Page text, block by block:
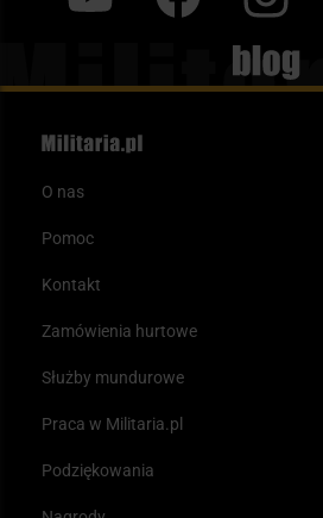
Blog
O nas
Pomoc
Kontakt
Zamówienia hurtowe
Służby mundurowe
Praca w Militaria.pl
Podziękowania